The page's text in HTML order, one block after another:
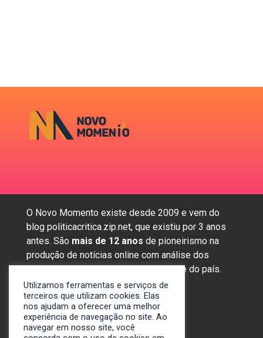
O Novo Momento existe desde 2009 e vem do
blog politicacritica.zip.net, que existiu por 3 anos
antes. São mais de 12 anos de pioneirismo na
produção de notícias online com análise dos
assuntos mais importantes da região e do país.
Sobre nós
Anunciar
Utilizamos ferramentas e serviços de
terceiros que utilizam cookies. Elas
nos ajudam a oferecer uma melhor
experiência de navegação no site. Ao
navegar em nosso site, você